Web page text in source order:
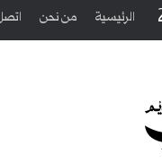
الرئيسية من نحن